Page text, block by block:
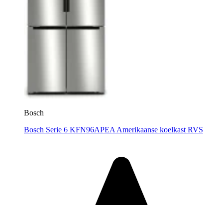
Bosch
Bosch Serie 6 KFN96APEA Amerikaanse koelkast RVS